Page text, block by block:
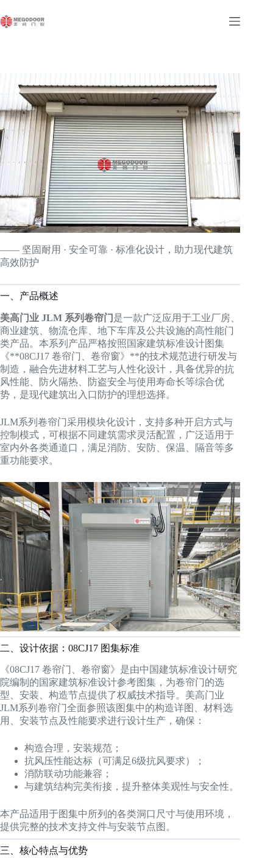
至
内
—— 坚固耐用 · 安全可靠 · 标准化设计，助力现代建筑
高效防护
一、产品概述
美高门业 JLM 系列卷帘门 是一款广泛应用于工业厂房、
商业建筑、物流仓库、地下车库及公共设施的高性能门
类产品。本系列产品严格按照国家建筑标准设计图集
《**08CJ17 卷帘门、卷帘窗》**的技术规范进行研发与
制造，融合先进材料工艺与人性化设计，具备优异的抗
风性能、防火隔热、防盗安全与使用寿命长等综合优
势，是现代建筑出入口防护的理想选择。
JLM系列卷帘门采用模块化设计，支持多种开启方式与
控制模式，可根据不同建筑需求灵活配置，广泛适用于
室内外各类通道口，满足消防、安防、保温、隔音等多
重功能要求。
二、设计依据：08CJ17 图集标准
《08CJ17 卷帘门、卷帘窗》是由中国建筑标准设计研究
院编制的国家建筑标准设计参考图集，为卷帘门的选
型、安装、构造节点提供了权威技术指导。美高门业
JLM系列卷帘门全面参照该图集中的构造详图、材料选
用、安装节点及性能要求进行设计生产，确保：
构造合理，安装规范；
抗风压性能达标（可满足6级抗风要求）；
消防联动功能兼容；
与建筑结构完美衔接，提升整体美观性与安全性。
本产品适用于图集中所列的各类洞口尺寸与使用环境，
提供完整的技术支持文件与安装节点图。
三、核心特点与优势